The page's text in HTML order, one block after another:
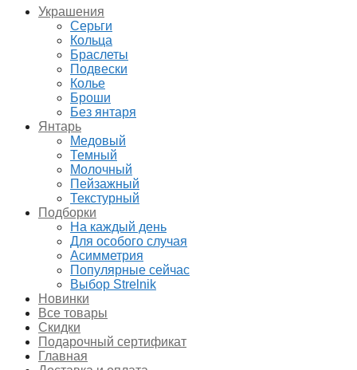
Украшения
Серьги
Кольца
Браслеты
Подвески
Колье
Броши
Без янтаря
Янтарь
Медовый
Темный
Молочный
Пейзажный
Текстурный
Подборки
На каждый день
Для особого случая
Асимметрия
Популярные сейчас
Выбор Strelnik
Новинки
Все товары
Скидки
Подарочный сертификат
Главная